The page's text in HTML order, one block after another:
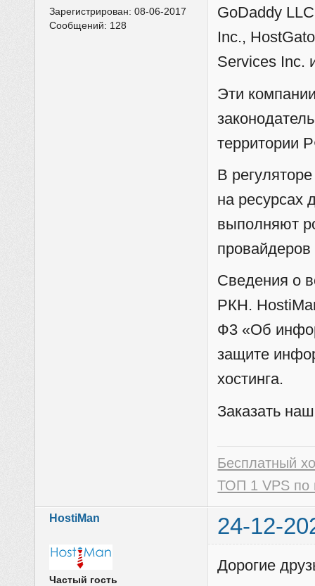
Зарегистрирован:08-06-2017
Сообщений: 128
GoDaddy
Inc.,
Services Inc.
Эти
территории
В
на ресурсах
выполняют
провайдеров
Сведения о
РКН.
Ф3 «Об
защите
хостинга.
Заказать
Бесплатный
ТОП 1 VPS по
HostiMan 24-12-
Частый гость
Дорогие